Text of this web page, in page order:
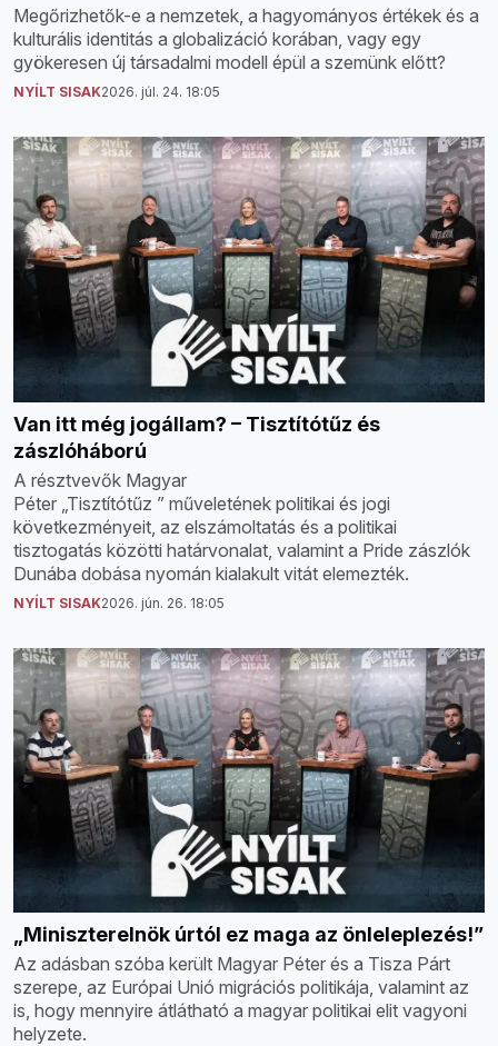
Megőrizhetők-e a nemzetek, a hagyományos értékek és a
kulturális identitás a globalizáció korában, vagy egy
gyökeresen új társadalmi modell épül a szemünk előtt?
NYÍLT SISAK2026. júl. 24. 18:05
Van itt még jogállam? – Tisztítótűz és
zászlóháború
A résztvevők Magyar
Péter „Tisztítótűz ” műveletének politikai és jogi
következményeit, az elszámoltatás és a politikai
tisztogatás közötti határvonalat, valamint a Pride zászlók
Dunába dobása nyomán kialakult vitát elemezték.
NYÍLT SISAK2026. jún. 26. 18:05
„Miniszterelnök úrtól ez maga az önleleplezés!”
Az adásban szóba került Magyar Péter és a Tisza Párt
szerepe, az Európai Unió migrációs politikája, valamint az
is, hogy mennyire átlátható a magyar politikai elit vagyoni
helyzete.